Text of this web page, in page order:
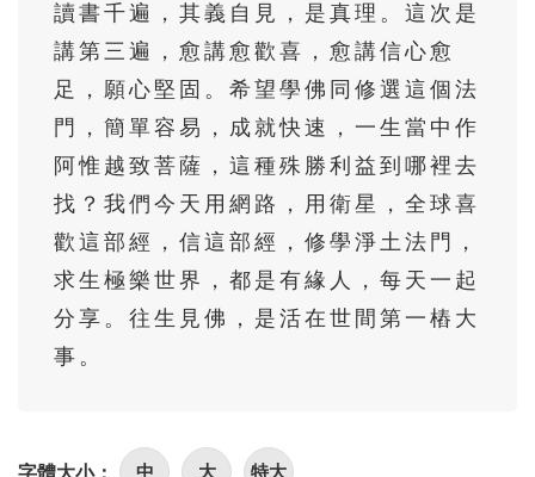
56 57 58 59 60
66 67 68 70
71 72 73 74 75
76 77 78 79 80
81 82 83 84 85
86 88 89 90
讀書千遍，其義自見，是真理。這次是
講第三遍，愈講愈歡喜，愈講信心愈
足，願心堅固。希望學佛同修選這個法
門，簡單容易，成就快速，一生當中作
阿惟越致菩薩，這種殊勝利益到哪裡去
找？我們今天用網路，用衛星，全球喜
歡這部經，信這部經，修學淨土法門，
求生極樂世界，都是有緣人，每天一起
分享。往生見佛，是活在世間第一樁大
事。
字體大小： 中 大 特大